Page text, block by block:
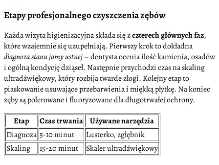
Etapy profesjonalnego czyszczenia zębów
Każda wizyta higienizacyjna składa się zczterech głównych faz,
które wzajemnie się uzupełniają. Pierwszy krok to dokładna
diagnoza stanu jamy ustnej– dentysta ocenia ilość kamienia, osadów
i ogólną kondycję dziąseł. Następnie przychodzi czas na skaling
ultradźwiękowy, który rozbija twarde złogi. Kolejny etap to
piaskowanie usuwające przebarwienia i miękką płytkę. Na koniec
zęby są polerowane i fluoryzowane dla długotrwałej ochrony.
Etap
Czas trwania
Używane narzędzia
Diagnoza 5-10 minut
Lusterko, zgłębnik
Skaling
15-20 minut Skaler ultradźwiękowy